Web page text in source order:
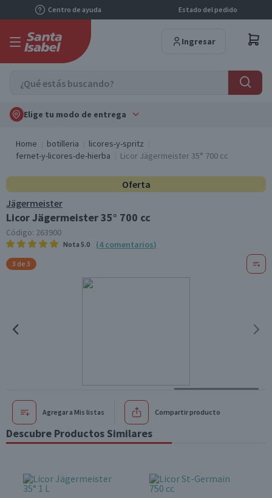
Centro de ayuda Estado del pedido
Ingresar
Elige tu modo de entrega
Home botilleria
licores-y-spritz
fernet-y-licores-de-hierba
Licor Jägermeister 35° 700 cc
Oferta
Jägermeister
Licor Jägermeister 35° 700 cc
Código: 263900
Nota 5.0 (4 comentarios)
3 de 3
Agregar a Mis listas Compartir producto
Descubre Productos Similares